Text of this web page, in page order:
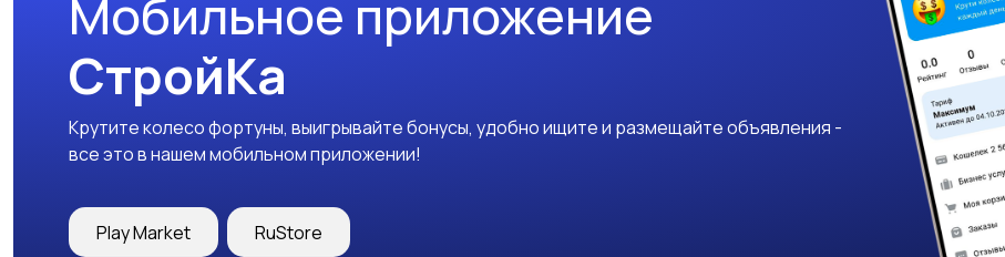
Мобильное приложение
СтройКа
Крутите колесо фортуны, выигрывайте бонусы, удобно ищите и размещайте объявления -
все это в нашем мобильном приложении!
Play Market RuStore